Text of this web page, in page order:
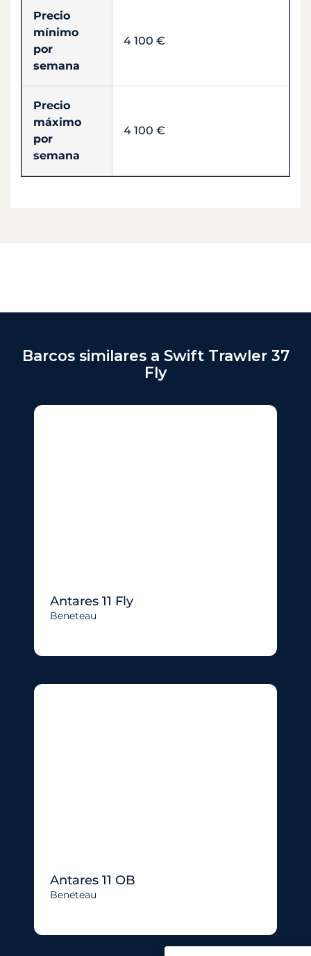
Precio
mínimo
por
semana
4 100 €
Precio
máximo
por
semana
4 100 €
Barcos similares a Swift Trawler 37
Fly
Antares 11 Fly
Beneteau
Antares 11 OB
Beneteau